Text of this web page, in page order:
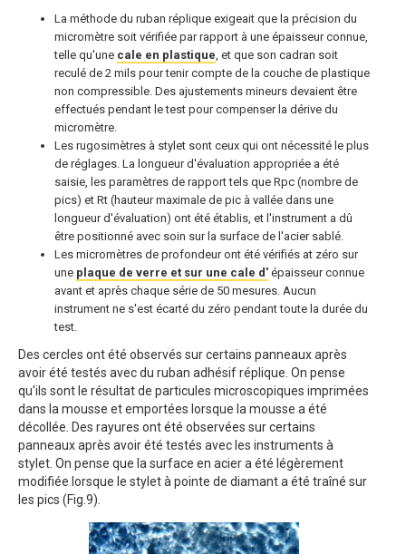
La méthode du ruban réplique exigeait que la précision du
micromètre soit vérifiée par rapport à une épaisseur connue,
telle qu'une cale en plastique, et que son cadran soit
reculé de 2 mils pour tenir compte de la couche de plastique
non compressible. Des ajustements mineurs devaient être
effectués pendant le test pour compenser la dérive du
micromètre.
Les rugosimètres à stylet sont ceux qui ont nécessité le plus
de réglages. La longueur d'évaluation appropriée a été
saisie, les paramètres de rapport tels que Rpc (nombre de
pics) et Rt (hauteur maximale de pic à vallée dans une
longueur d'évaluation) ont été établis, et l'instrument a dû
être positionné avec soin sur la surface de l'acier sablé.
Les micromètres de profondeur ont été vérifiés at zéro sur
une plaque de verre et sur une cale d' épaisseur connue
avant et après chaque série de 50 mesures. Aucun
instrument ne s'est écarté du zéro pendant toute la durée du
test.
Des cercles ont été observés sur certains panneaux après
avoir été testés avec du ruban adhésif réplique. On pense
qu'ils sont le résultat de particules microscopiques imprimées
dans la mousse et emportées lorsque la mousse a été
décollée. Des rayures ont été observées sur certains
panneaux après avoir été testés avec les instruments à
stylet. On pense que la surface en acier a été légèrement
modifiée lorsque le stylet à pointe de diamant a été traîné sur
les pics (Fig.9).